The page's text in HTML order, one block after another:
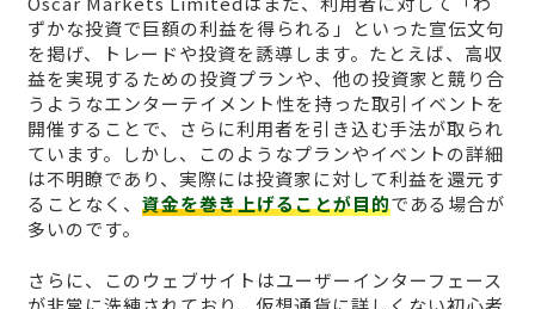
ずかな投資で巨額の利益を得られる」といった宣伝文句
を掲げ、トレードや投資を誘導します。たとえば、高収
益を実現するための投資プランや、他の投資家と競り合
うようなエンターテイメント性を持った取引イベントを
開催することで、さらに利用者を引き込む手法が取られ
ています。しかし、このようなプランやイベントの詳細
は不明瞭であり、実際には投資家に対して利益を還元す
ることなく、 資金を巻き上げることが目的である場合が
多いのです。
さらに、このウェブサイトはユーザーインターフェース